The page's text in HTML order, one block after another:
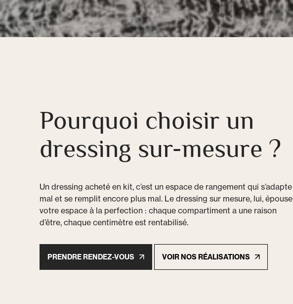
Pourquoi choisir un
dressing sur-mesure ?
Un dressing acheté en kit, c’est un espace de rangement qui s’adapte
mal et se remplit encore plus mal. Le dressing sur mesure, lui, épouse
votre espace à la perfection : chaque compartiment a une raison
d’être, chaque centimètre est rentabilisé.
PRENDRE RENDEZ-VOUS VOIR NOS RÉALISATIONS